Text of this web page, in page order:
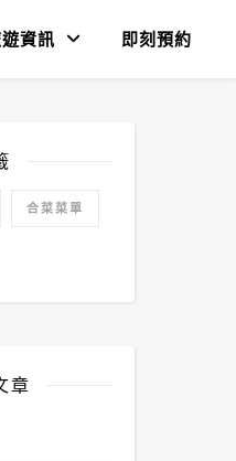
資訊 即刻預約
合菜菜單
章